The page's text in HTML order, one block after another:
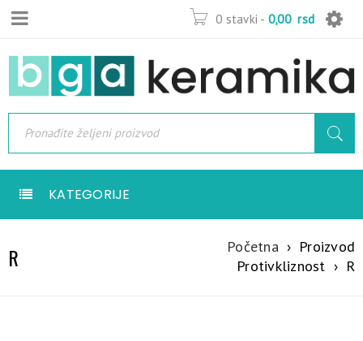
0 stavki - 0,00 rsd
KATEGORIJE
R Početna › Proizvod
Protivkliznost › R